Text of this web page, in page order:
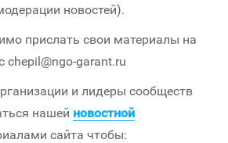
новостей).
прислать свои материалы на
chepil@ngo-garant.ru
и лидеры сообществ
нашей новостной
сайта чтобы: